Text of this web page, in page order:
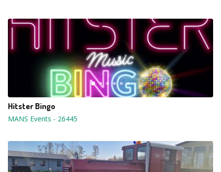
Hitster Bingo
MANS Events - 26445